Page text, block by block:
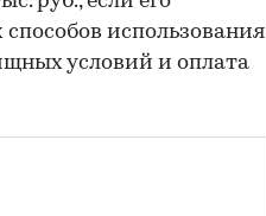
использования
условий и оплата